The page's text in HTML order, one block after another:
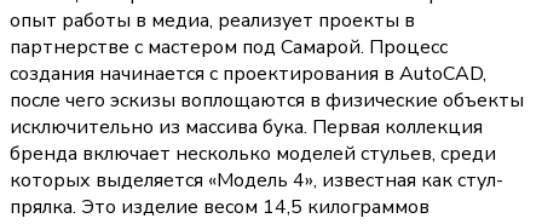
опыт работы в медиа, реализует проекты в
партнерстве с мастером под Самарой. Процесс
создания начинается с проектирования в AutoCAD,
после чего эскизы воплощаются в физические объекты
исключительно из массива бука. Первая коллекция
бренда включает несколько моделей стульев, среди
которых выделяется «Модель 4», известная как стул-
прялка. Это изделие весом 14,5 килограммов